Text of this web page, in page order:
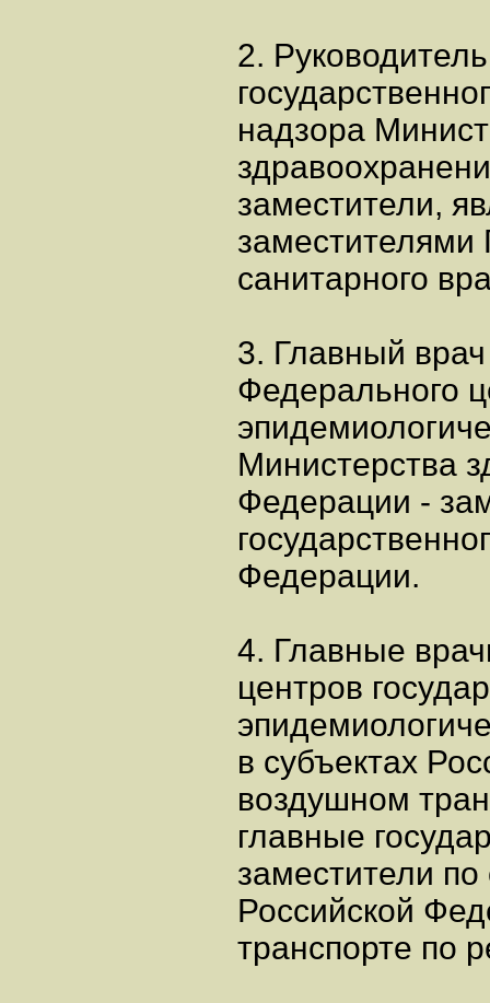
2.
надзора
заместители,
заместителями
санитарного
3. Главный врач
Федерального
Министерства
Федерации -
Федерации.
4. Главные
центров
в субъектах
воздушном
главные
заместители по
Российской
транспорте по